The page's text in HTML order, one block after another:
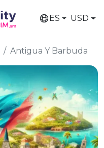
ES USD
Antigua Y Barbuda